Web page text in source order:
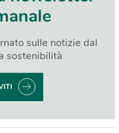
sulle notizie dal
sostenibilità